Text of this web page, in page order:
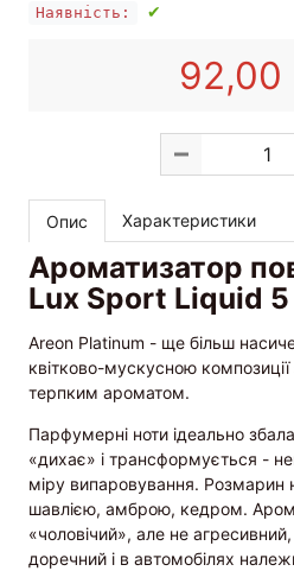
Наявність: ✔
92,00
Опис Характеристики
Ароматизатор
Lux Sport Liquid
Areon Platinum - ще більш
квітково-мускусною
терпким ароматом.
Парфумерні ноти ідеально
«дихає» і трансформується -
міру випаровування. Розмарин
шавлією, амброю, кедром.
«чоловічий», але не
доречний і в автомобілях